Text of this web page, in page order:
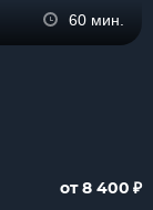
60 мин.
от 8 400 ₽